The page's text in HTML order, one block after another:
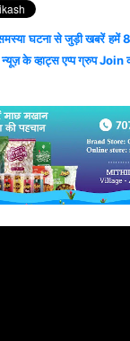
घटना से जुड़ी खबरें
के व्हाट्स एप्प ग्रुप